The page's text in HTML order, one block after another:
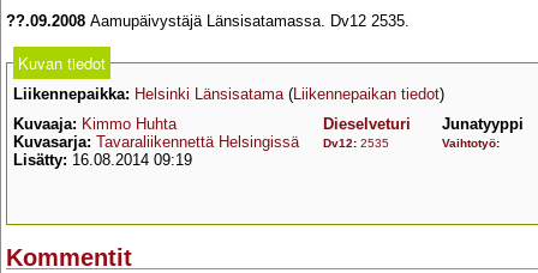
??.09.2008 Aamupäivystäjä Länsisatamassa. Dv12 2535.
Kuvan tiedot
Liikennepaikka: Helsinki Länsisatama(Liikennepaikan tiedot)
Kuvaaja: Kimmo Huhta
Kuvasarja: Tavaraliikennettä Helsingissä
Lisätty: 16.08.2014 09:19
Dieselveturi
Dv12: 2535
Junatyyppi
Vaihtotyö:
Kommentit